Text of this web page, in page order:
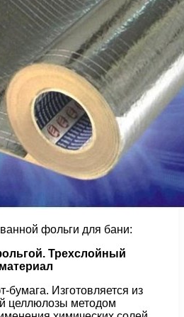
фольги для бани:
Трехслойный
бумага. Изготовляется из
целлюлозы методом